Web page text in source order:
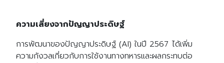
ความเสี่ยงจากปัญญาประดิษฐ์
การพัฒนาของปัญญาประดิษฐ์ (AI) ในปี 2567 ได้เพิ่ม
ความกังวลเกี่ยวกับการใช้งานทางทหารและผลกระทบต่อ